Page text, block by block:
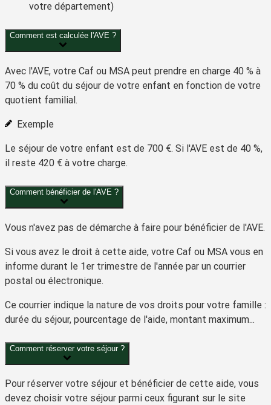
votre département)
Comment est calculée l'AVE ?
Avec l'AVE, votre Caf ou MSA peut prendre en charge 40 % à
70 % du coût du séjour de votre enfant en fonction de votre
quotient familial.
Exemple
Le séjour de votre enfant est de 700 €. Si l'AVE est de 40 %,
il reste 420 € à votre charge.
Comment bénéficier de l'AVE ?
Vous n'avez pas de démarche à faire pour bénéficier de l'AVE.
Si vous avez le droit à cette aide, votre Caf ou MSA vous en
informe durant le 1er trimestre de l'année par un courrier
postal ou électronique.
Ce courrier indique la nature de vos droits pour votre famille :
durée du séjour, pourcentage de l'aide, montant maximum...
Comment réserver votre séjour ?
Pour réserver votre séjour et bénéficier de cette aide, vous
devez choisir votre séjour parmi ceux figurant sur le site